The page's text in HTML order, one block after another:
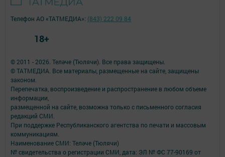
© 2011 - 2026. Теләче (Тюлячи). Все права защищены.
© ТАТМЕДИА. Все материалы, размещенные на сайте, защищены
законом.
Перепечатка, воспроизведение и распространение в любом объеме
информации,
размещенной на сайте, возможна только с письменного согласия
редакций СМИ.
При поддержке Республиканского агентства по печати и массовым
коммуникациям.
Наименование СМИ: Теләче (Тюлячи)
№ свидетельства о регистрации СМИ, дата: ЭЛ № ФС 77-90169 от
Телефон АО «ТАТМЕДИА»: (843) 222 09 84
18+